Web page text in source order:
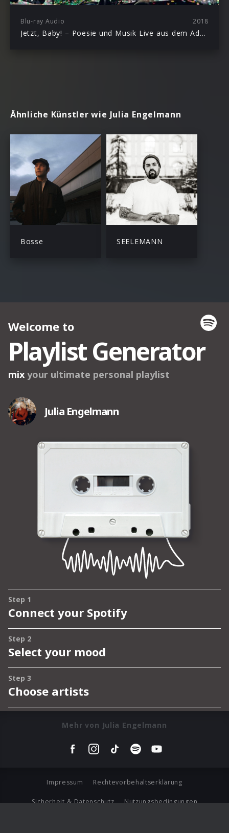
Blu-ray Audio 2018
Jetzt, Baby! – Poesie und Musik Live aus dem Admiralspalast Berlin
Ähnliche Künstler wie Julia Engelmann
Bosse SEELEMANN
Mehr von Julia Engelmann
Impressum Rechtevorbehaltserklärung
Sicherheit & Datenschutz Nutzungsbedingungen